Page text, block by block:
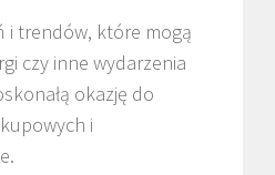
i trendów, które mogą
czy inne wydarzenia
okazję do
i